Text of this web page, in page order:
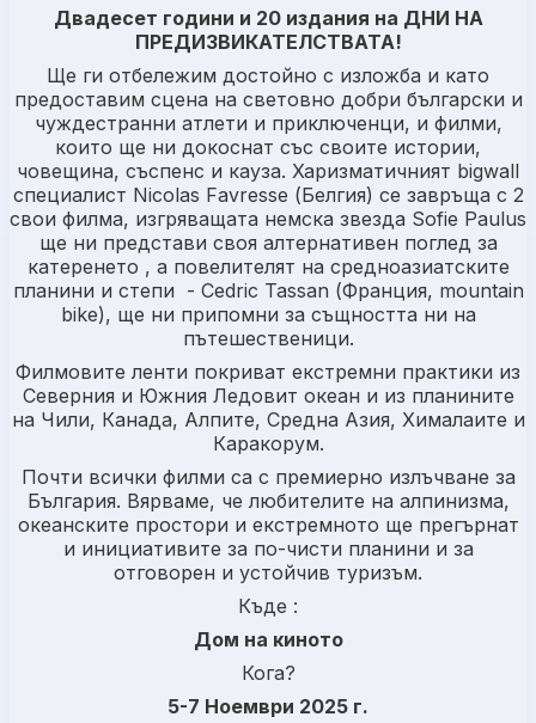
Двадесет години и 20 издания на ДНИ НА
ПРЕДИЗВИКАТЕЛСТВАТА!
Ще ги отбележим достойно с изложба и като
предоставим сцена на световно добри български и
чуждестранни атлети и приключенци, и филми,
които ще ни докоснат със своите истории,
човещина, съспенс и кауза. Харизматичният bigwall
специалист Nicolas Favresse (Белгия) се завръща с 2
свои филма, изгряващата немска звезда Sofie Paulus
ще ни представи своя алтернативен поглед за
катеренето , а повелителят на средноазиатските
планини и степи - Cedric Tassan (Франция, mountain
bike), ще ни припомни за същността ни на
пътешественици.
Филмовите ленти покриват екстремни практики из
Северния и Южния Ледовит океан и из планините
на Чили, Канада, Алпите, Средна Азия, Хималаите и
Каракорум.
Почти всички филми са с премиерно излъчване за
България. Вярваме, че любителите на алпинизма,
океанските простори и екстремното ще прегърнат
и инициативите за по-чисти планини и за
отговорен и устойчив туризъм.
Къде :
Дом на киното
Кога?
5-7 Ноември 2025 г.